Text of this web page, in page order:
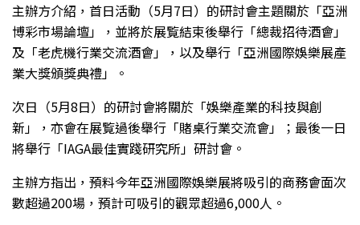
主辦方介紹，首日活動（5月7日）的研討會主題關於「亞洲
博彩市場論壇」，並將於展覧結束後舉行「總裁招待酒會」
及「老虎機行業交流酒會」，以及舉行「亞洲國際娛樂展產
業大獎頒獎典禮」。
次日（5月8日）的研討會將關於「娛樂產業的科技與創
新」，亦會在展覧過後舉行「賭桌行業交流會」；最後一日
將舉行「IAGA最佳實踐研究所」研討會。
主辦方指出，預料今年亞洲國際娛樂展將吸引的商務會面次
數超過200場，預計可吸引的觀眾超過6,000人。